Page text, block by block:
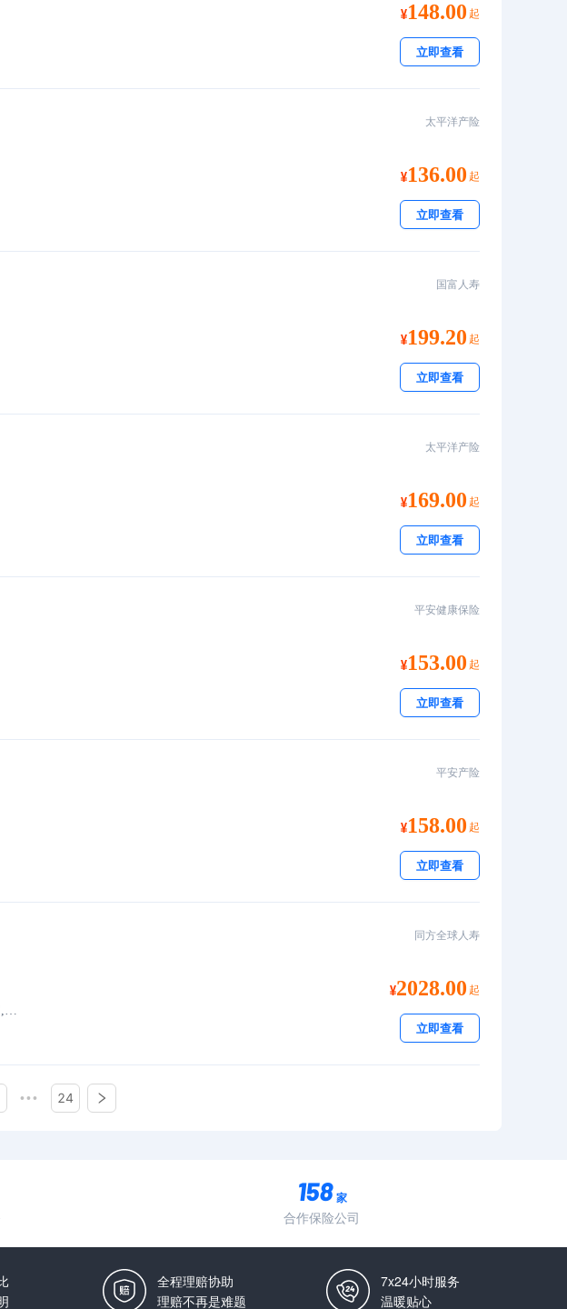
148.00 起
立即查看
136.00 起
立即查看
太平洋产险
199.20 起
立即查看
国富人寿
169.00 起
立即查看
太平洋产险
153.00 起
立即查看
平安健康保险
158.00 起
立即查看
平安产险
至55岁,至60岁,至65岁,至70岁,至80岁,20年,30年
2028.00 起
立即查看
同方全球人寿
••• 24
家
合作保险公司
全程理赔协助
理赔不再是难题
7x24小时服务
温暖贴心